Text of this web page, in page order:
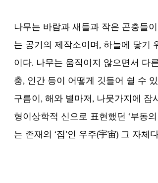
나무는 바람과 새들과 작은 곤충들
는 공기의 제작소이며, 하늘에 닿기
이다. 나무는 움직이지 않으면서 다
충, 인간 등이 어떻게 깃들어 쉴 수
구름이, 해와 별마저, 나뭇가지에
형이상학적 신으로 표현했던 ‘부동
는 존재의 ‘집’인 우주(宇宙) 그 자체